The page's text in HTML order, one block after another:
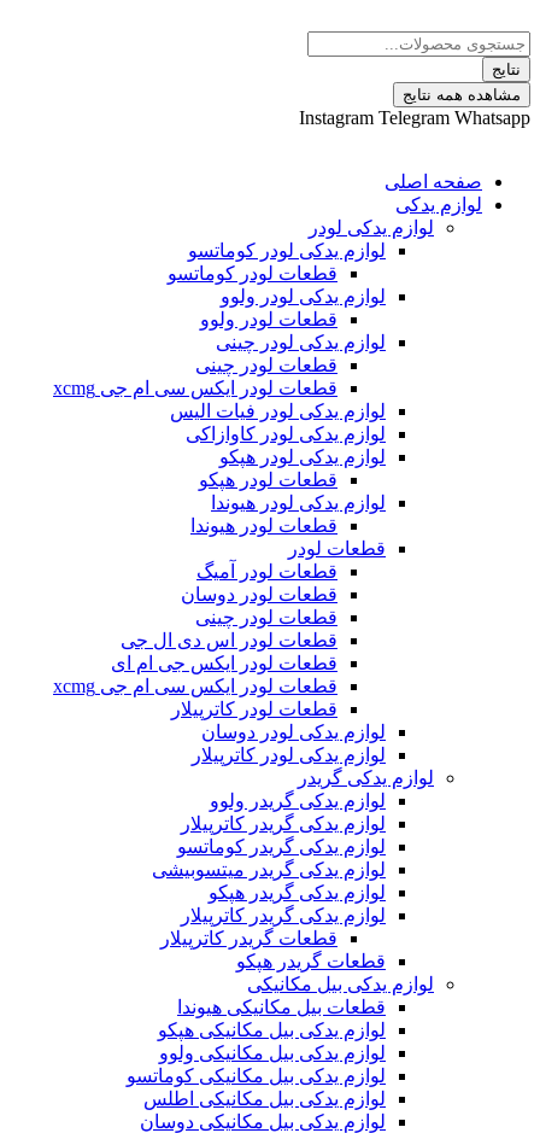
نتایج
Instagram Telegram
اصلی
یدکی
لوازم یدکی لودر
لوازم یدکی لودر کوماتسو
قطعات لودر کوماتسو
لوازم یدکی لودر ولوو
قطعات لودر ولوو
لوازم یدکی لودر چینی
قطعات لودر چینی
قطعات لودر ایکس سی ام جی xcmg
لوازم یدکی لودر فیات الیس
لوازم یدکی لودر کاوازاکی
لوازم یدکی لودر هپکو
قطعات لودر هپکو
لوازم یدکی لودر هیوندا
قطعات لودر هیوندا
قطعات لودر
قطعات لودر آمیگ
قطعات لودر دوسان
قطعات لودر چینی
قطعات لودر اس دی ال جی
قطعات لودر ایکس جی ام ای
قطعات لودر ایکس سی ام جی xcmg
قطعات لودر کاترپیلار
لوازم یدکی لودر دوسان
لوازم یدکی لودر کاترپیلار
لوازم یدکی گریدر
لوازم یدکی گریدر ولوو
لوازم یدکی گریدر کاترپیلار
لوازم یدکی گریدر کوماتسو
لوازم یدکی گریدر میتسوبیشی
لوازم یدکی گریدر هپکو
لوازم یدکی گریدر کاترپیلار
قطعات گریدر کاترپیلار
قطعات گریدر هپکو
لوازم یدکی بیل مکانیکی
قطعات بیل مکانیکی هیوندا
لوازم یدکی بیل مکانیکی هپکو
لوازم یدکی بیل مکانیکی ولوو
لوازم یدکی بیل مکانیکی کوماتسو
لوازم یدکی بیل مکانیکی اطلس
لوازم یدکی بیل مکانیکی دوسان